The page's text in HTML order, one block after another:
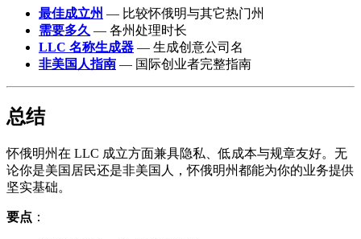
最佳成立州 — 比较怀俄明与其它热门州
需要多久 — 各州处理时长
LLC 名称生成器 — 生成创意公司名
非美国人指南 — 国际创业者完整指南
总结
怀俄明州在 LLC 成立方面兼具隐私、低成本与规章友好。无
论你是美国居民还是非美国人，怀俄明州都能为你的业务提供
坚实基础。
要点 ：